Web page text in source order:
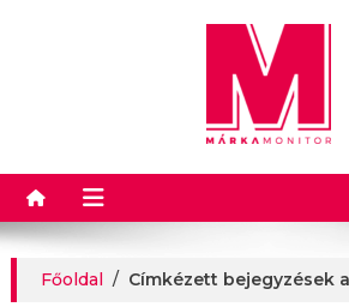
Márkamonitor
Főoldal / Címkézett bejegyzések